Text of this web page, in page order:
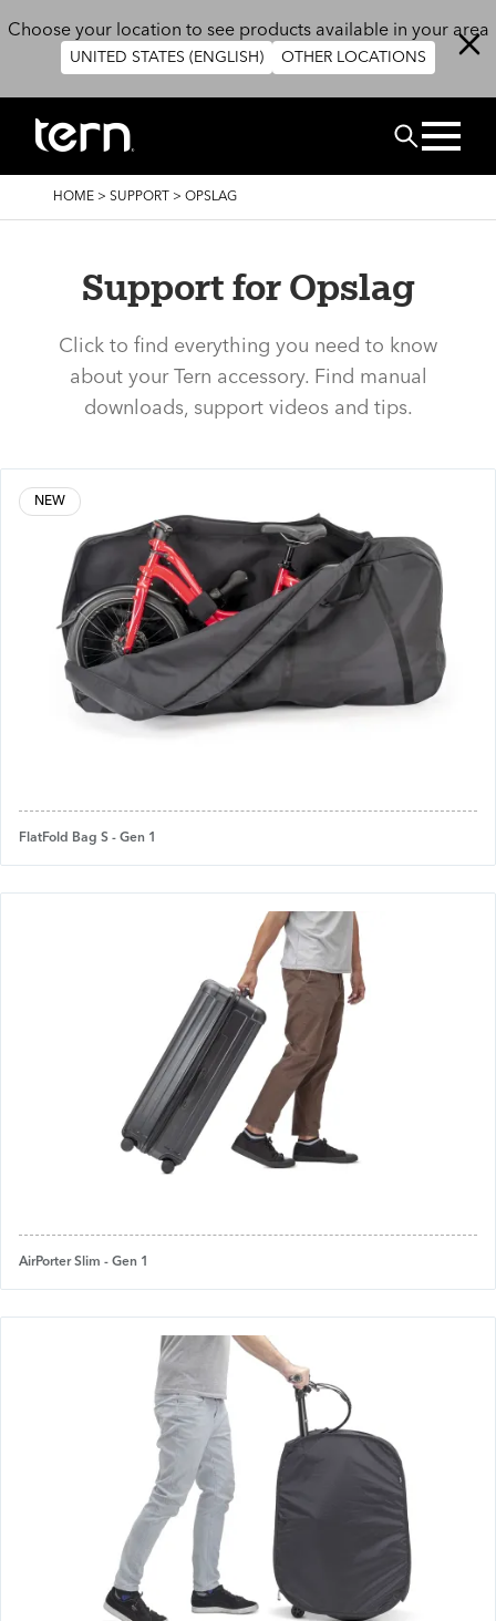
Choose your location to see products available in your area
UNITED STATES (ENGLISH) OTHER LOCATIONS
ZOEK
KRUIMELPAD
HOME > SUPPORT > OPSLAG
Support for Opslag
Click to find everything you need to know
about your Tern accessory. Find manual
downloads, support videos and tips.
NEW
FlatFold Bag S - Gen 1
AirPorter Slim - Gen 1